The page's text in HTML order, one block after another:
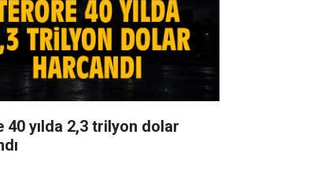
40 yılda 2,3 trilyon dolar